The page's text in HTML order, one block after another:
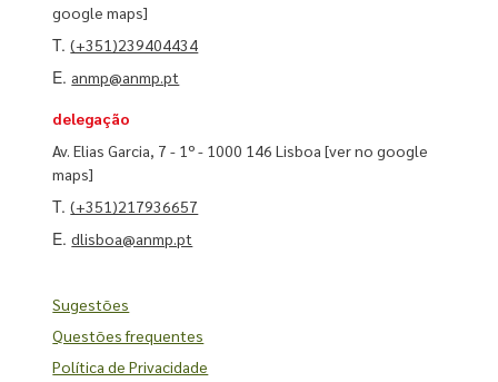
google maps]
T.(+351)239404434
E. anmp@anmp.pt
delegação
Av. Elias Garcia, 7 - 1º - 1000 146 Lisboa[ver no google
maps]
T.(+351)217936657
E.dlisboa@anmp.pt
Sugestões
Questões frequentes
Política de Privacidade